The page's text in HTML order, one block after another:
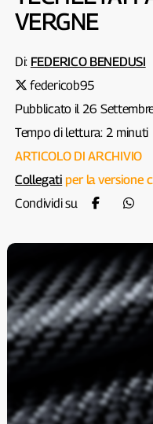
VERGNE
Di: FEDERICO BENEDUSI
federicob95
Pubblicato il 26
Tempo di lettura: 2 minuti
ARTICOLO DI ARCHIVIO
Collegati per la versione
Condividi su